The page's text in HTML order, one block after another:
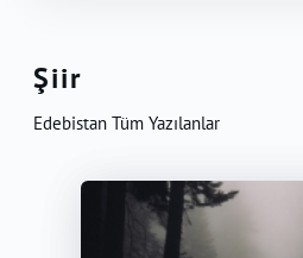
Şiir
Edebistan Tüm Yazılanlar